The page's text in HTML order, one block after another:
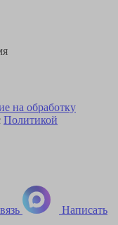
на обработку
Политикой
Написать